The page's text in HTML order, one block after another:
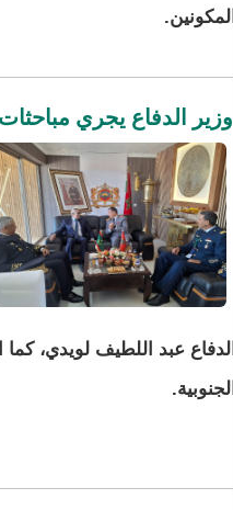
المكونين.
وزير الدفاع يجري
الدفاع عبد اللطيف لويدي،
الجنوبية.